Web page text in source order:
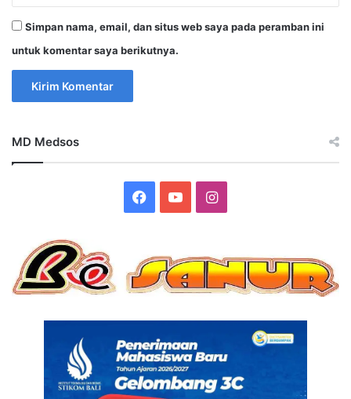
Simpan nama, email, dan situs web saya pada peramban ini
untuk komentar saya berikutnya.
MD Medsos
Facebook
YouTubeInstagram